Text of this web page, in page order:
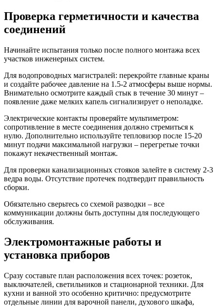
Проверка герметичности и качества
соединений
Начинайте испытания только после полного монтажа всех
участков инженерных систем.
Для водопроводных магистралей: перекройте главные краны
и создайте рабочее давление на 1.5-2 атмосферы выше нормы.
Внимательно осмотрите каждый стык в течение 30 минут –
появление даже мелких капель сигнализирует о неполадке.
Электрические контакты проверяйте мультиметром:
сопротивление в месте соединения должно стремиться к
нулю. Дополнительно используйте тепловизор после 15-20
минут подачи максимальной нагрузки – перегретые точки
покажут некачественный монтаж.
Для проверки канализационных стояков залейте в систему 2-3
ведра воды. Отсутствие протечек подтвердит правильность
сборки.
Обязательно сверьтесь со схемой разводки – все
коммуникации должны быть доступны для последующего
обслуживания.
Электромонтажные работы и
установка приборов
Сразу составьте план расположения всех точек: розеток,
выключателей, светильников и стационарной техники. Для
кухни и ванной это особенно критично: предусмотрите
отдельные линии для варочной панели, духового шкафа,